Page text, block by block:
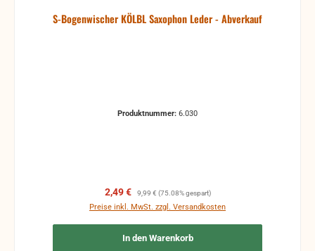
S-Bogenwischer KÖLBL Saxophon Leder - Abverkauf
Produktnummer: 6.030
Verkaufspreis:
2,49 € Regulärer Preis:
9,99 € (75.08% gespart)
Preise inkl. MwSt. zzgl. Versandkosten
In den Warenkorb